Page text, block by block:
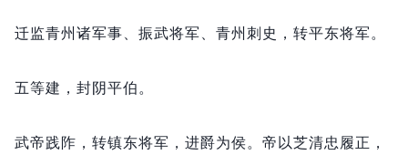
迁监青州诸军事、振武将军、青州刺史， 转平东将军。
五等建， 封阴平伯。
武帝践阼， 转镇东将军， 进爵为侯。 帝以芝清忠履正，